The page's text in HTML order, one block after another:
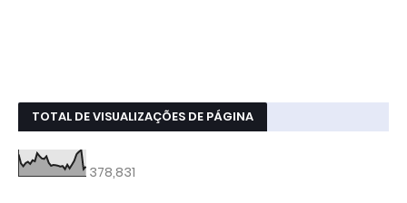
TOTAL DE VISUALIZAÇÕES DE PÁGINA
378,831